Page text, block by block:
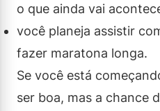
o que ainda vai
você planeja assistir
fazer maratona longa.
Se você está
ser boa, mas a chance